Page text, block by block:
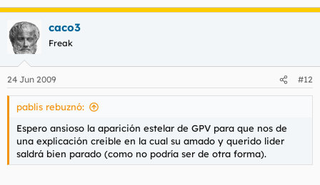
caco3
Freak
24 Jun 2009 #12
pablis rebuznó:
Espero ansioso la aparición estelar de GPV para que nos de
una explicación creible en la cual su amado y querido lider
saldrá bien parado (como no podría ser de otra forma).